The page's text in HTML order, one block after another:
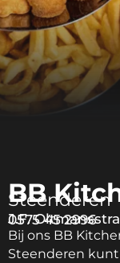
BB
Steenderen
J.F.
0575 45 2996
Bij ons BB
Steenderen